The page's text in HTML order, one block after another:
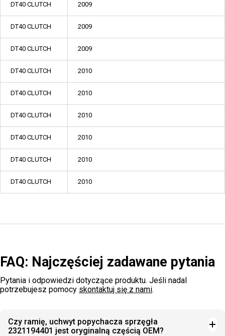
DT40 CLUTCH 2009
DT40 CLUTCH 2009
DT40 CLUTCH 2009
DT40 CLUTCH 2010
DT40 CLUTCH 2010
DT40 CLUTCH 2010
DT40 CLUTCH 2010
DT40 CLUTCH 2010
DT40 CLUTCH 2010
FAQ: Najczęściej zadawane pytania
Pytania i odpowiedzi dotyczące produktu. Jeśli nadal
potrzebujesz pomocy skontaktuj się z nami.
Czy ramię, uchwyt popychacza sprzęgła
2321194401 jest oryginalną częścią OEM?